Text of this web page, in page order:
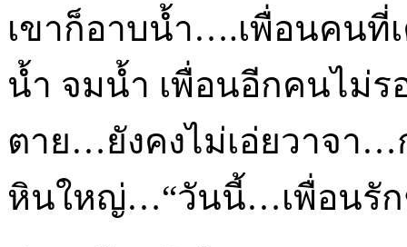
เขาก็อาบน้ำ….เพื่อนคนที่
น้ำ จมน้ำ เพื่อนอีกคนไม่
ตาย…ยังคงไม่เอ่ยวาจา
หินใหญ่…“วันนี้…เพื่อนรัก